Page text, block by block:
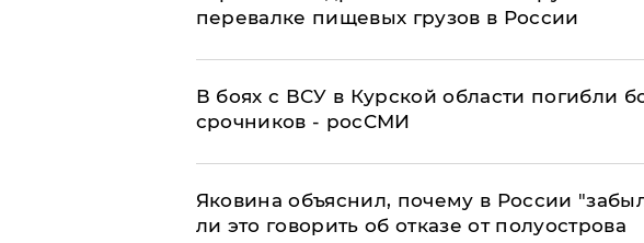
перевалке пищевых грузов в России
В боях с ВСУ в Курской области погибли
срочников - росСМИ
Яковина объяснил, почему в России
ли это говорить об отказе от полуострова